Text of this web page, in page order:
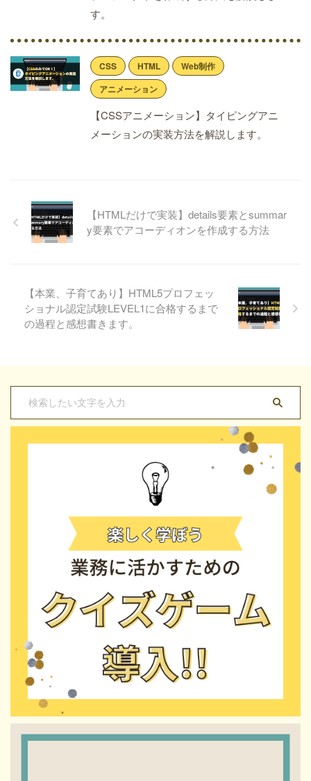
す。
CSS HTML
Web制作
アニメーション
【CSSアニメーション】タイピングアニ
メーションの実装方法を解説します。
【HTMLだけで実装】details要素とsummar
y要素でアコーディオンを作成する方法
【本業、子育てあり】HTML5プロフェッ
ショナル認定試験LEVEL1に合格するまで
の過程と感想書きます。